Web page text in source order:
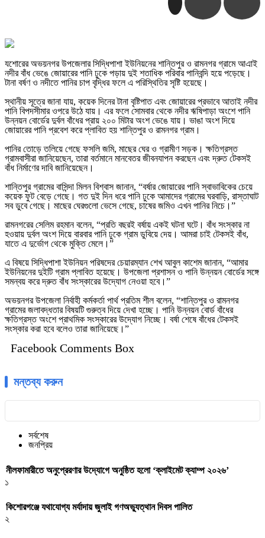
যশোরের অভয়নগর উপজেলার সিদ্ধিপাশা ইউনিয়নের শান্তিপুর ও রামনগর গ্রামে আএাই
নদীর বাঁধ ভেঙে জোয়ারের পানি ঢুকে পড়ায় দুই শতাধিক পরিবার পানিবন্দি হয়ে পড়েছে।
টানা বর্ষণ ও নদীতে পানির চাপ বৃদ্ধির ফলে এ পরিস্থিতির সৃষ্টি হয়েছে।
স্থানীয় সূত্রে জানা যায়, কয়েক দিনের টানা বৃষ্টিপাত এবং জোয়ারের প্রভাবে আতাই নদীর
পানি বিপদসীমার ওপরে উঠে যায়। এর ফলে সোমবার থেকে নদীর ঋষিপাড়া অংশে পানি
উন্নয়ন বোর্ডের দুর্বল বাঁধের প্রায় ২০০ মিটার অংশ ভেঙে যায়। ভাঙা অংশ দিয়ে
জোয়ারের পানি প্রবেশ করে প্লাবিত হয় শান্তিপুর ও রামনগর গ্রাম।
পানির তোড়ে তলিয়ে গেছে ফসলি জমি, মাছের ঘের ও গ্রামীণ সড়ক। ক্ষতিগ্রস্ত
গ্রামবাসীরা জানিয়েছেন, তারা বর্তমানে মানবেতর জীবনযাপন করছেন এবং দ্রুত টেকসই
বাঁধ নির্মাণের দাবি জানিয়েছেন।
শান্তিপুর গ্রামের বাসিন্দা মিলন বিশ্বাস জানান, “বর্ষার জোয়ারের পানি স্বাভাবিকের চেয়ে
কয়েক ফুট বেড়ে গেছে। গত দুই দিন ধরে পানি ঢুকে আমাদের গ্রামের ঘরবাড়ি, রাস্তাঘাট
সব ডুবে গেছে। মাছের ঘেরগুলো ভেসে গেছে, চাষের জমিও এখন পানির নিচে।”
রামনগরের সেলিম রহমান বলেন, “প্রতি বছরই বর্ষায় একই ঘটনা ঘটে। বাঁধ সংস্কার না
হওয়ায় দুর্বল অংশ দিয়ে বারবার পানি ঢুকে গ্রাম ডুবিয়ে দেয়। আমরা চাই টেকসই বাঁধ,
যাতে এ দুর্ভোগ থেকে মুক্তি মেলে।”
এ বিষয়ে সিদ্ধিপাশা ইউনিয়ন পরিষদের চেয়ারম্যান শেখ আবুল কাশেম জানান, “আমার
ইউনিয়নের দুইটি গ্রাম প্লাবিত হয়েছে। উপজেলা প্রশাসন ও পানি উন্নয়ন বোর্ডের সঙ্গে
সমন্বয় করে দ্রুত বাঁধ সংস্কারের উদ্যোগ নেওয়া হবে।”
অভয়নগর উপজেলা নির্বাহী কর্মকর্তা পার্থ প্রতিম শীল বলেন, “শান্তিপুর ও রামনগর
গ্রামের জলাবদ্ধতার বিষয়টি গুরুত্ব দিয়ে দেখা হচ্ছে। পানি উন্নয়ন বোর্ড বাঁধের
ক্ষতিগ্রস্ত অংশে প্রাথমিক সংস্কারের উদ্যোগ নিচ্ছে। বর্ষা শেষে বাঁধের টেকসই
সংস্কার করা হবে বলেও তারা জানিয়েছে।”
Facebook Comments Box
মন্তব্য করুন
সর্বশেষ
জনপ্রিয়
নীলফামারীতে অনুপ্রেরণার উদ্যোগে অনুষ্ঠিত হলো ‘ক্লাইমেট ক্যাম্প ২০২৬’
১
কিশোরগঞ্জে যথাযোগ্য মর্যাদায় জুলাই গণঅভ্যুত্থান দিবস পালিত
২